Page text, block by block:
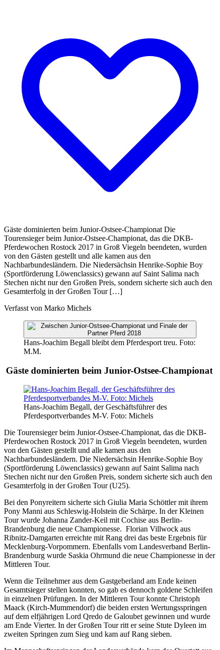
Gäste dominierten beim Junior-Ostsee-Championat Die
Tourensieger beim Junior-Ostsee-Championat, das die DKB-
Pferdewochen Rostock 2017 in Groß Viegeln beendeten, wurden
von den Gästen gestellt und alle kamen aus den
Nachbarbundesländern. Die Niedersächsin Henrike-Sophie Boy
(Sportförderung Löwenclassics) gewann auf Saint Salima nach
Stechen nicht nur den Großen Preis, sondern sicherte sich auch den
Gesamterfolg in der Großen Tour […]
Verfasst von Marko Michels
Hans-Joachim Begall bleibt dem Pferdesport treu. Foto:
M.M.
Gäste dominierten beim Junior-Ostsee-Championat
Hans-Joachim Begall, der Geschäftsführer des
Pferdesportverbandes M-V. Foto: Michels
Die Tourensieger beim Junior-Ostsee-Championat, das die DKB-
Pferdewochen Rostock 2017 in Groß Viegeln beendeten, wurden
von den Gästen gestellt und alle kamen aus den
Nachbarbundesländern. Die Niedersächsin Henrike-Sophie Boy
(Sportförderung Löwenclassics) gewann auf Saint Salima nach
Stechen nicht nur den Großen Preis, sondern sicherte sich auch den
Gesamterfolg in der Großen Tour (U25).
Bei den Ponyreitern sicherte sich Giulia Maria Schöttler mit ihrem
Pony Manni aus Schleswig-Holstein die Schärpe. In der Kleinen
Tour wurde Johanna Zander-Keil mit Cochise aus Berlin-
Brandenburg die neue Championesse. Florian Villwock aus
Ribnitz-Damgarten erreichte mit Rang drei das beste Ergebnis für
Mecklenburg-Vorpommern. Ebenfalls vom Landesverband Berlin-
Brandenburg wurde Saskia Ohrmund die neue Championesse in der
Mittleren Tour.
Wenn die Teilnehmer aus dem Gastgeberland am Ende keinen
Gesamtsieger stellen konnten, so gab es dennoch goldene Schleifen
in einzelnen Prüfungen. In der Mittleren Tour konnte Christoph
Maack (Kirch-Mummendorf) die beiden ersten Wertungsspringen
auf dem elfjährigen Lord Qredo de Galoubet gewinnen und wurde
am Ende Vierter. In der Großen Tour ritt er seine Stute Dyleen im
zweiten Springen zum Sieg und kam auf Rang sieben.